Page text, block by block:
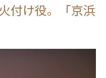
付け役。「京浜